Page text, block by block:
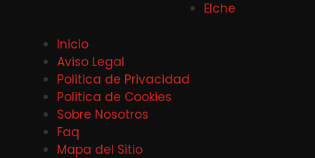
Elche
Inicio
Aviso Legal
Politica de Privacidad
Politica de Cookies
Sobre Nosotros
Faq
Mapa del Sitio